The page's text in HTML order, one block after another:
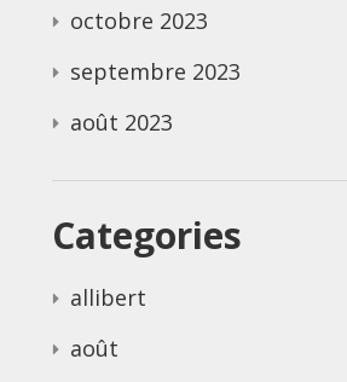
octobre 2023
septembre 2023
août 2023
Categories
allibert
août